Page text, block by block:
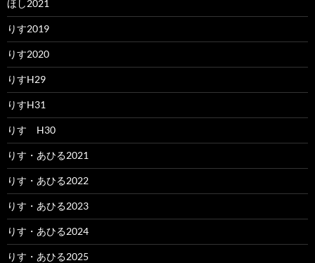
ほし2021
りす2019
りす2020
りすH29
りすH31
りす H30
りす・あひる2021
りす・あひる2022
りす・あひる2023
りす・あひる2024
りす・あひる2025